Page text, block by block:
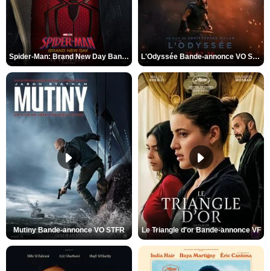
Spider-Man: Brand New Day Bande-annonce VO STFR L'Odyssée Bande-annonce VO STFR
Mutiny Bande-annonce VO STFR Le Triangle d'or Bande-annonce VF